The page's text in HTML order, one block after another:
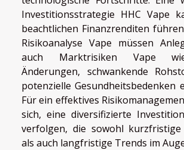
Investitionsstrategie HHC Vape
beachtlichen Finanzrenditen
Risikoanalyse Vape müssen
auch Marktrisiken Vape
Änderungen, schwankende
potenzielle Gesundheitsbedenken
Für ein effektives
sich, eine diversifizierte
verfolgen, die sowohl kurzfristige
als auch langfristige Trends im